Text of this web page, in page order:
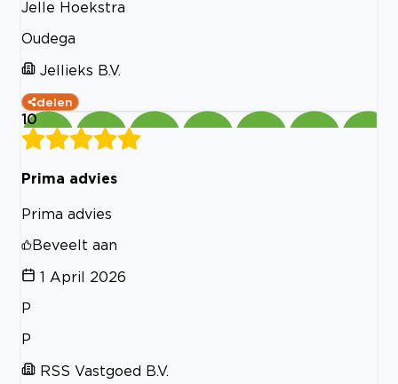
Jelle Hoekstra
Oudega
Jellieks B.V.
delen
10
Prima advies
Prima advies
Beveelt aan
1 April 2026
P
P
RSS Vastgoed B.V.